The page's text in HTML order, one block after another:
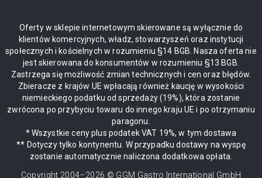
Oferty w sklepie internetowym skierowane są wyłącznie do
klientów komercyjnych, władz, stowarzyszeń oraz instytucji
społecznych i kościelnych w rozumieniu §14 BGB. Nasza oferta nie
jest skierowana do konsumentów w rozumieniu §13 BGB.
Zastrzega się możliwość zmian technicznych i cen oraz błędów.
Zbieracze z krajów UE wpłacają również kaucję w wysokości
niemieckiego podatku od sprzedaży (19%), która zostanie
zwrócona po przybyciu towaru do innego kraju UE i po otrzymaniu
paragonu.
* Wszystkie ceny plus podatek VAT 19%, w tym dostawa
** Dotyczy tylko kontynentu. W przypadku dostawy na wyspę
zostanie automatycznie naliczona dodatkowa opłata.
Copyright 2004–2026 © GGM Gastro International GmbH